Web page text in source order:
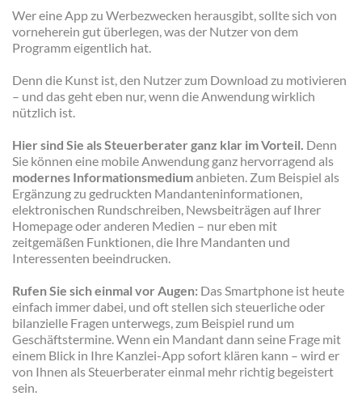
Wer eine App zu Werbezwecken herausgibt, sollte sich von
vorneherein gut überlegen, was der Nutzer von dem
Programm eigentlich hat.
Denn die Kunst ist, den Nutzer zum Download zu motivieren
– und das geht eben nur, wenn die Anwendung wirklich
nützlich ist.
Hier sind Sie als Steuerberater ganz klar im Vorteil. Denn
Sie können eine mobile Anwendung ganz hervorragend als
modernes Informationsmediumanbieten. Zum Beispiel als
Ergänzung zu gedruckten Mandanteninformationen,
elektronischen Rundschreiben, Newsbeiträgen auf Ihrer
Homepage oder anderen Medien – nur eben mit
zeitgemäßen Funktionen, die Ihre Mandanten und
Interessenten beeindrucken.
Rufen Sie sich einmal vor Augen: Das Smartphone ist heute
einfach immer dabei, und oft stellen sich steuerliche oder
bilanzielle Fragen unterwegs, zum Beispiel rund um
Geschäftstermine. Wenn ein Mandant dann seine Frage mit
einem Blick in Ihre Kanzlei-App sofort klären kann – wird er
von Ihnen als Steuerberater einmal mehr richtig begeistert
sein.